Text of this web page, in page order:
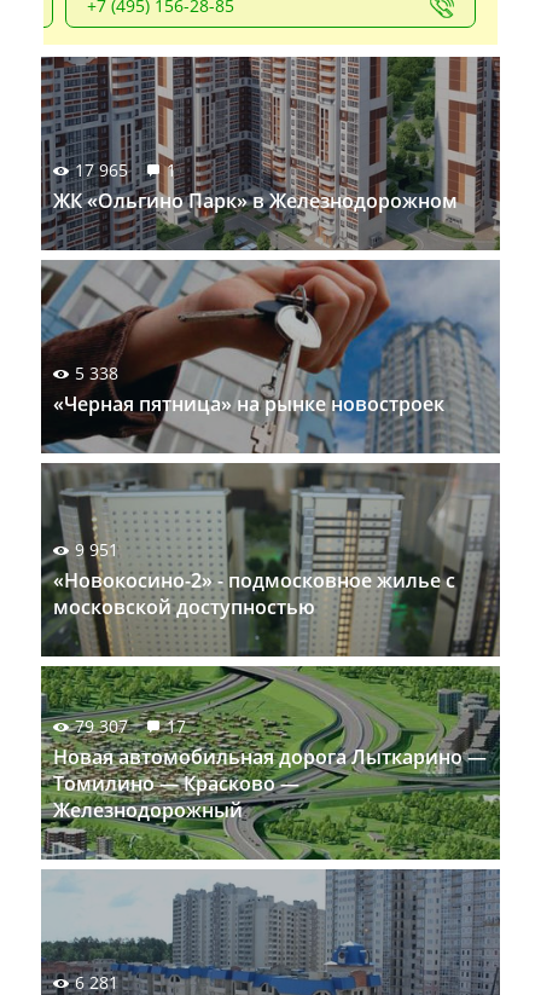
+7 (495) 156-28-85
17 965 1
ЖК «Ольгино Парк» в Железнодорожном
5 338
«Черная пятница» на рынке новостроек
9 951
«Новокосино-2» - подмосковное жилье с
московской доступностью
79 307 17
Новая автомобильная дорога Лыткарино —
Томилино — Красково —
Железнодорожный
6 281